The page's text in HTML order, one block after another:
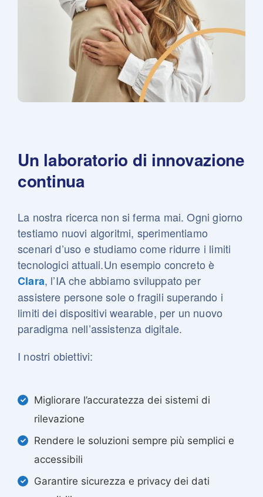
Un laboratorio di innovazione
continua
La nostra ricerca non si ferma mai. Ogni giorno
testiamo nuovi algoritmi, sperimentiamo
scenari d’uso e studiamo come ridurre i limiti
tecnologici attuali.Un esempio concreto è
Clara, l’IA che abbiamo sviluppato per
assistere persone sole o fragili superando i
limiti dei dispositivi wearable, per un nuovo
paradigma nell’assistenza digitale.
I nostri obiettivi:
Migliorare l’accuratezza dei sistemi di
rilevazione
Rendere le soluzioni sempre più semplici e
accessibili
Garantire sicurezza e privacy dei dati